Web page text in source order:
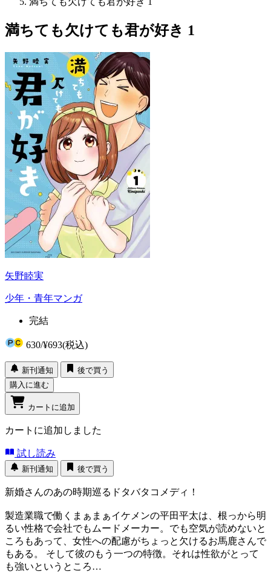
満ちても欠けても君が好き 1
矢野睦実
少年・青年マンガ
完結
630/¥693(税込)
新刊通知
後で買う
購入に進む
カートに追加
カートに追加しました
試し読み
新刊通知 後で買う
新婚さんのあの時期巡るドタバタコメディ！
製造業職で働くまぁまぁイケメンの平田平太は、根っから明
るい性格で会社でもムードメーカー。でも空気が読めないと
ころもあって、女性への配慮がちょっと欠けるお馬鹿さんで
もある。 そして彼のもう一つの特徴。それは性欲がとって
も強いというところ…